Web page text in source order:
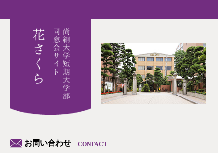
お問い合わせ CONTACT